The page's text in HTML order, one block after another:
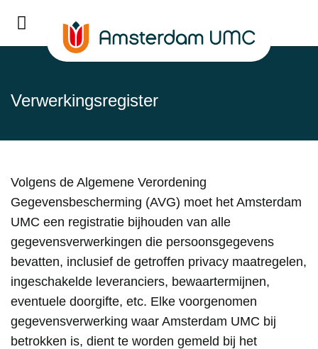
Verwerkingsregister
Volgens de Algemene Verordening
Gegevensbescherming (AVG) moet het Amsterdam
UMC een registratie bijhouden van alle
gegevensverwerkingen die persoonsgegevens
bevatten, inclusief de getroffen privacy maatregelen,
ingeschakelde leveranciers, bewaartermijnen,
eventuele doorgifte, etc. Elke voorgenomen
gegevensverwerking waar Amsterdam UMC bij
betrokken is, dient te worden gemeld bij het